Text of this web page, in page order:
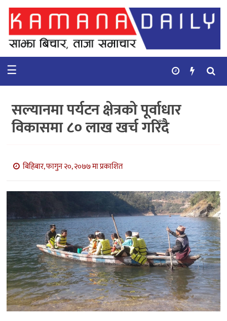
गृहपृष्ठ
समाचार
कुराकानी
बाणिज्य
भिडियो
☰
सल्यानमा पर्यटन क्षेत्रको पूर्वाधार
विकासमा ८० लाख खर्च गरिँदै
बिहिबार, फागुन २०, २०७७ मा प्रकाशित